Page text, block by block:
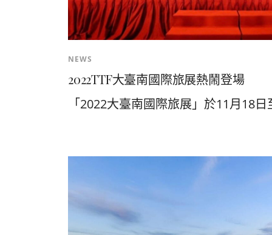
NEWS
2022TTF大臺南國際旅展熱鬧登場
「2022大臺南國際旅展」於11月18日